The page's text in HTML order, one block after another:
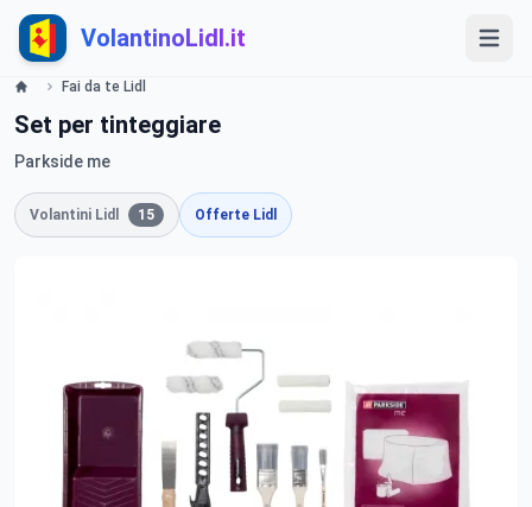
VolantinoLidl.it
Fai da te Lidl
Set per tinteggiare
Parkside me
Volantini Lidl 15 Offerte Lidl